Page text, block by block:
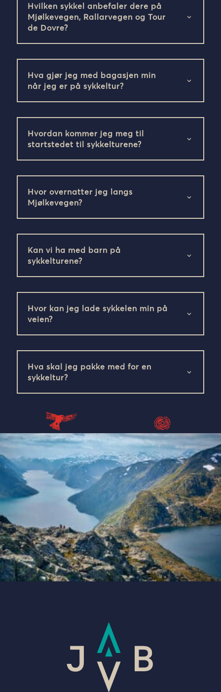
Hvilken sykkel anbefaler dere på
Mjølkevegen, Rallarvegen og Tour
de Dovre?
Hva gjør jeg med bagasjen min
når jeg er på sykkeltur?
Hvordan kommer jeg meg til
startstedet til sykkelturene?
Hvor overnatter jeg langs
Mjølkevegen?
Kan vi ha med barn på
sykkelturene?
Hvor kan jeg lade sykkelen min på
veien?
Hva skal jeg pakke med for en
sykkeltur?